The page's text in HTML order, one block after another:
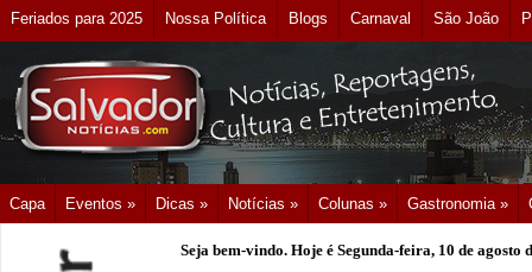
Feriados para 2025 Nossa Política Blogs Carnaval São João
Capa Eventos » Dicas » Notícias » Colunas » Gastronomia »
Seja bem-vindo. Hoje é Segunda-feira, 10 de agosto